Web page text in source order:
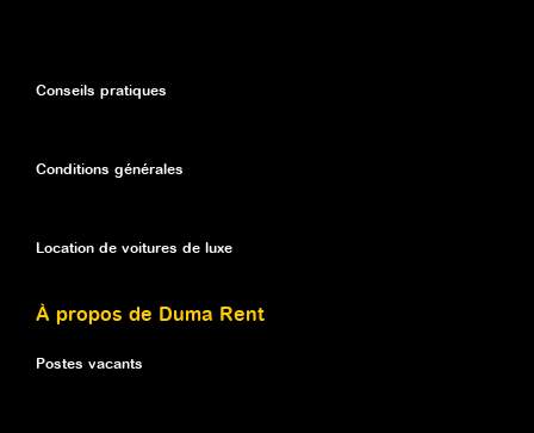
Conseils pratiques
Conditions générales
Location de voitures de luxe
À propos de Duma Rent
Postes vacants